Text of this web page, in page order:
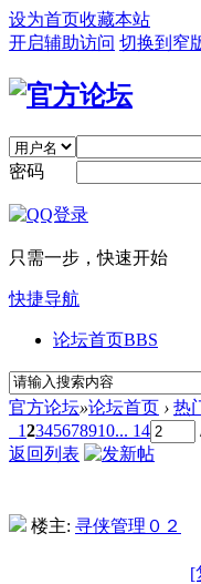
设为首页收藏本站
开启辅助访问 切换到窄
密码
只需一步，快速开始
快捷导航
论坛首页BBS
官方论坛»论坛首页 › 热
12345678910... 14
返回列表
楼主: 寻侠管理０２
[